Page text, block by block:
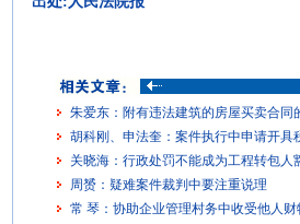
朱爱东：附有违法建筑的房屋买卖合同
胡科刚、申法奎：案件执行中申请开具
关晓海：行政处罚不能成为工程转包人
周赟：疑难案件裁判中要注重说理
常 琴：协助企业管理村务中收受他人